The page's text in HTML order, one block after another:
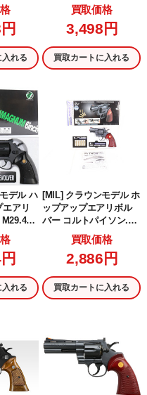
マグ
ック
れる
インチ SV(シルバー) (10
歳以上専用)
買取価格
3,498円
買取カートに入れる
デル ハ
エアリ
ブラ
用)
れる
[MIL] クラウンモデル ホ
ップアップエアリボル
バー コルトパイソン.35
7マグナム 2.5インチ ブ
ラック(No.13705) (10歳
以上専用)
買取価格
2,886円
買取カートに入れる